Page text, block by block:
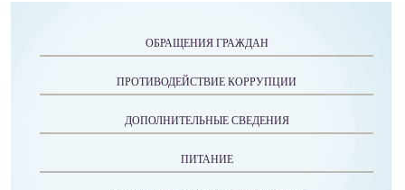
ОБРАЩЕНИЯ ГРАЖДАН
ПРОТИВОДЕЙСТВИЕ КОРРУПЦИИ
ДОПОЛНИТЕЛЬНЫЕ СВЕДЕНИЯ
ПИТАНИЕ